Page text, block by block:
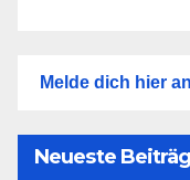
Melde dich hier
Neueste